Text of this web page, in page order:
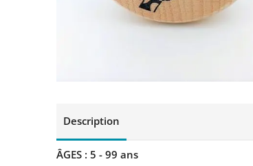
Description
ÂGES : 5 - 99 ans